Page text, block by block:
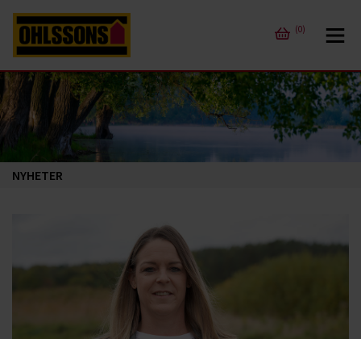
(0)
NYHETER